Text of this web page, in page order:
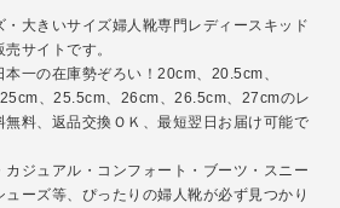
大きいサイズ婦人靴専門レディースキッド
サイトです。
一の在庫勢ぞろい！20cm、20.5cm、
、25.5cm、26cm、26.5cm、27cmのレ
料、返品交換ＯＫ、最短翌日お届け可能で
ジュアル・コンフォート・ブーツ・スニー
ーズ等、ぴったりの婦人靴が必ず見つかり